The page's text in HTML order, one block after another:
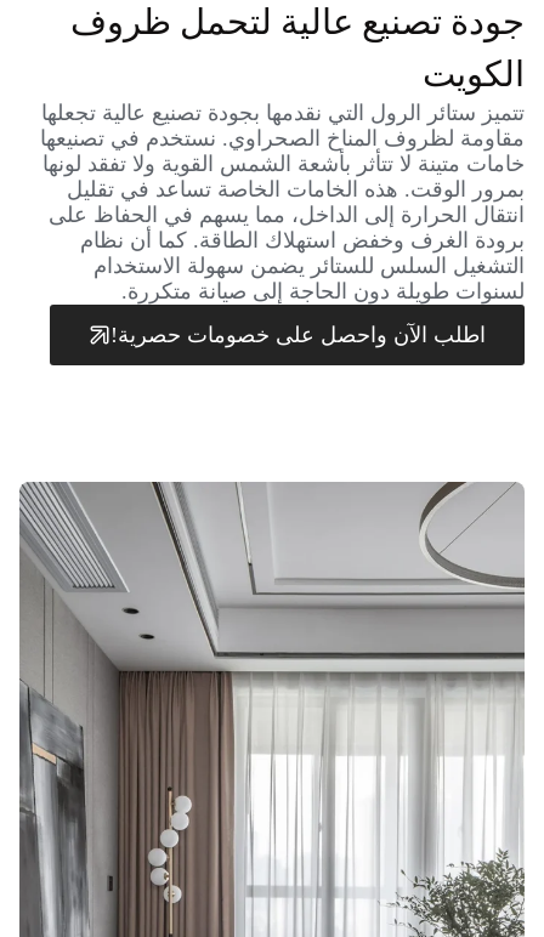
جودة تصنيع عالية لتحمل ظروف
الكويت
تتميز ستائر الرول التي نقدمها بجودة تصنيع عالية تجعلها
مقاومة لظروف المناخ الصحراوي. نستخدم في تصنيعها
خامات متينة لا تتأثر بأشعة الشمس القوية ولا تفقد لونها
بمرور الوقت. هذه الخامات الخاصة تساعد في تقليل
انتقال الحرارة إلى الداخل، مما يسهم في الحفاظ على
برودة الغرف وخفض استهلاك الطاقة. كما أن نظام
التشغيل السلس للستائر يضمن سهولة الاستخدام
لسنوات طويلة دون الحاجة إلى صيانة متكررة.
اطلب الآن واحصل على خصومات حصرية!